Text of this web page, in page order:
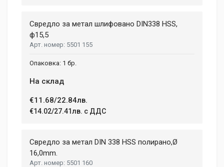
Свредло за метал шлифовано DIN338 HSS,
ф15,5
5501 155
1 бр.
На склад
€11.68/22.84лв.
€14.02/27.41лв. с ДДС
Свредло за метал DIN 338 HSS полирано,Ø
16,0mm.
5501 160